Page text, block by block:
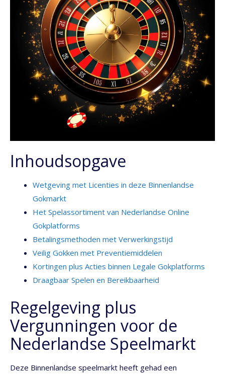
Inhoudsopgave
Wetgeving met Licenties in deze Binnenlandse
Gokmarkt
Het Spelassortiment van Nederlandse Online
Gokplatforms
Betalingsmethoden met Verwerkingstijd
Veilig Gokken met Preventiemiddelen
Kortingen plus Acties binnen Legale Gokplatforms
Draagbaar Spelen en Bereikbaarheid
Regelgeving plus
Vergunningen voor de
Nederlandse Speelmarkt
Deze Binnenlandse speelmarkt heeft gehad een